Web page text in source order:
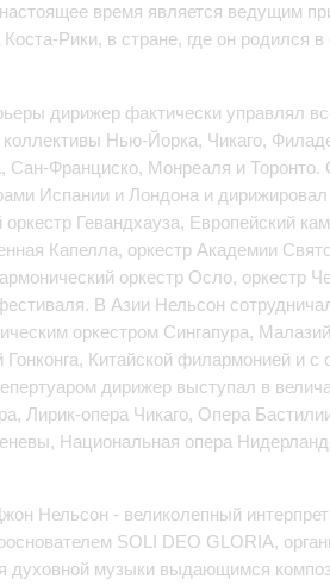
время является ведущим
Рики, в стране, где он родился
дирижер фактически управлял
Нью-Йорка, Чикаго,
Сан-Франциско, Монреаля и Торонто.
Испании и Лондона и дирижировал
Гевандхауза, Европейский
Капелла, оркестр Академии
оркестр Осло, оркестр
В Азии Нельсон
оркестром Сингапура,
Китайской филармонией и с
дирижер выступал в
Лирик-опера Чикаго, Опера
Национальная опера
Нельсон - великолепный
SOLI DEO GLORIA,
духовной музыки выдающимся